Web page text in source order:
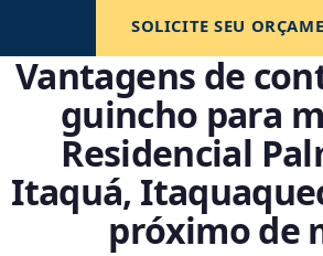
SOLICITE SEU
Vantagens de
guincho para
Residencial
Itaquá,
próximo de